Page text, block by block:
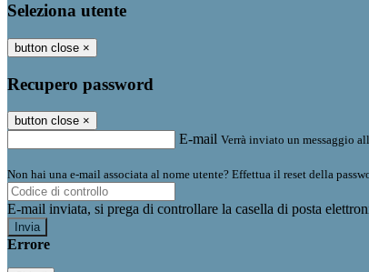
Seleziona utente
button close ×
Recupero password
button close ×
E-mail Verrà inviato un messaggio
Non hai una e-mail associata al nome utente? Effettua il reset della
E-mail inviata, si prega di controllare la casella di posta
Errore